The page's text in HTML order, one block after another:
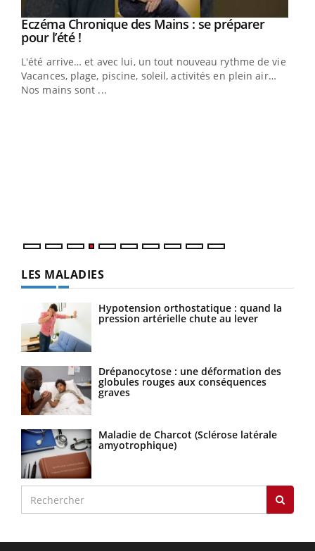
Youtube
Eczéma Chronique des Mains : se préparer
pour l’été !Youtube
L'été arrive… et avec lui, un tout nouveau rythme de vie !
Vacances, plage, piscine, soleil, activités en plein air…
Nos mains sont ...
LES MALADIES
Hypotension orthostatique : quand la
pression artérielle chute au lever
Drépanocytose : une déformation des
globules rouges aux conséquences
graves
Maladie de Charcot (Sclérose latérale
amyotrophique)